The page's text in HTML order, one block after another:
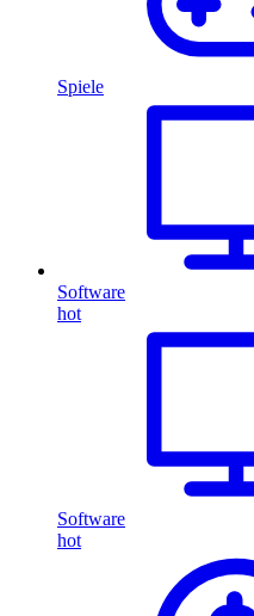
Spiele
Software
hot
Software
hot